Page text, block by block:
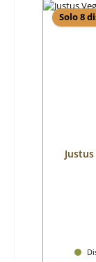
Solo 8